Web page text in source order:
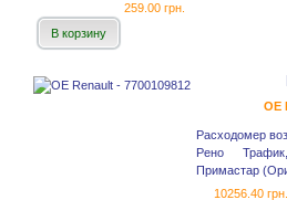
259.00 грн.
В корзину
OE
Расходомер
Рено
Примастар
10256.40 грн.